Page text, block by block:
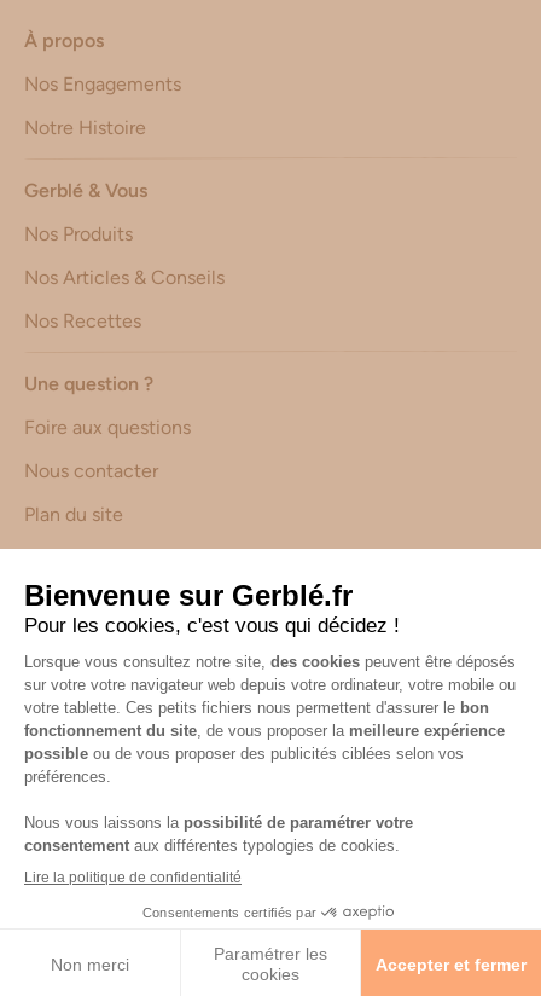
À propos
Nos Engagements
Notre Histoire
Gerblé & Vous
Nos Produits
Nos Articles & Conseils
Nos Recettes
Une question ?
Foire aux questions
Nous contacter
Plan du site
Déclaration d’accessibilité
Gerblé x Stade Toulousain
Le guide du sans gluten
Calcul Sugarscore
Suivez-nous sur les réseaux !